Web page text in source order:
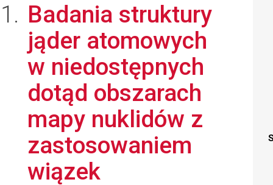
Badania struktury
jąder atomowych
w niedostępnych
dotąd obszarach
mapy nuklidów z
zastosowaniem
wiązek